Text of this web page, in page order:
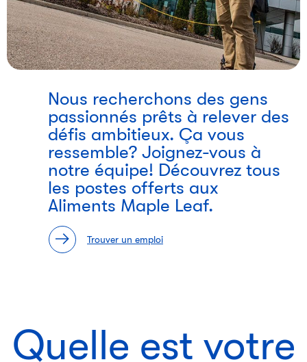
Nous recherchons des gens
passionnés prêts à relever des
défis ambitieux. Ça vous
ressemble? Joignez-vous à
notre équipe! Découvrez tous
les postes offerts aux
Aliments Maple Leaf.
Trouver un emploi
i
Quelle est votre